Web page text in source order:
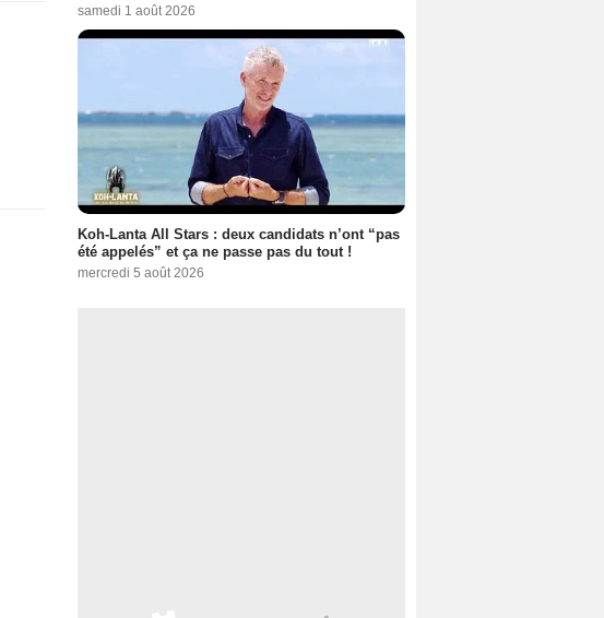
samedi 1 août 2026
Koh-Lanta All Stars : deux candidats n’ont “pas
été appelés” et ça ne passe pas du tout !
mercredi 5 août 2026